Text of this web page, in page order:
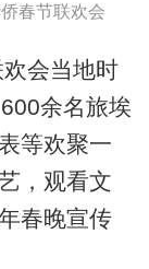
春节联欢会
会当地时
余名旅埃
等欢聚一
，观看文
春晚宣传